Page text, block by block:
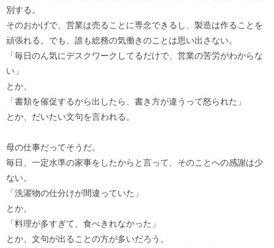
別する。
そのおかげで、営業は売ることに専念できるし、製造は作ることを
頑張れる。でも、誰も総務の気働きのことは思い出さない。
「毎日のん気にデスクワークしてるだけで、営業の苦労がわからな
い」
とか、
「書類を催促するから出したら、書き方が違うって怒られた」
とか、だいたい文句を言われる。
母の仕事だってそうだ。
毎日、一定水準の家事をしたからと言って、そのことへの感謝は少
ない。
「洗濯物の仕分けが間違っていた」
とか、
「料理が多すぎて、食べきれなかった」
とか、文句が出ることの方が多いだろう。